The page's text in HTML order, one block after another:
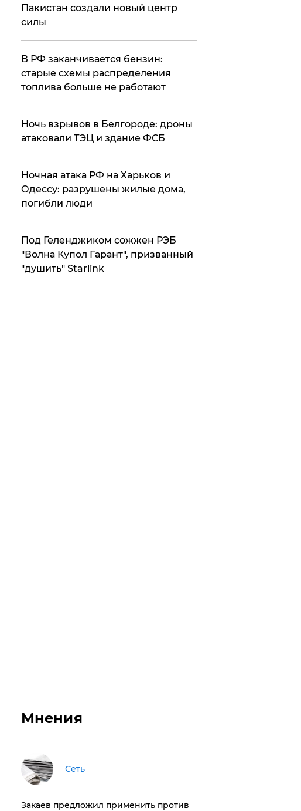
Пакистан создали новый центр
силы
​В РФ заканчивается бензин:
старые схемы распределения
топлива больше не работают
​Ночь взрывов в Белгороде: дроны
атаковали ТЭЦ и здание ФСБ
​Ночная атака РФ на Харьков и
Одессу: разрушены жилые дома,
погибли люди
Под Геленджиком сожжен РЭБ
"Волна Купол Гарант", призванный
"душить" Starlink
Мнения
Сеть
Закаев предложил применить против